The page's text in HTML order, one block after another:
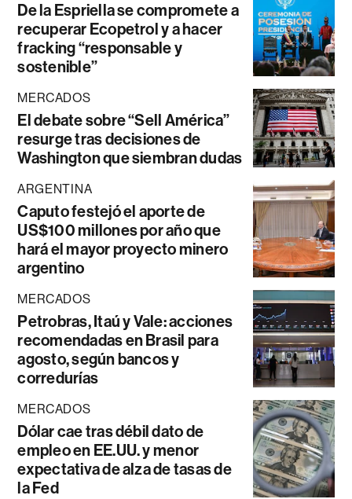
De la Espriella se compromete a
recuperar Ecopetrol y a hacer
fracking “responsable y
sostenible”
MERCADOS
El debate sobre “Sell América”
resurge tras decisiones de
Washington que siembran dudas
ARGENTINA
Caputo festejó el aporte de
US$100 millones por año que
hará el mayor proyecto minero
argentino
MERCADOS
Petrobras, Itaú y Vale: acciones
recomendadas en Brasil para
agosto, según bancos y
corredurías
MERCADOS
Dólar cae tras débil dato de
empleo en EE.UU. y menor
expectativa de alza de tasas de
la Fed